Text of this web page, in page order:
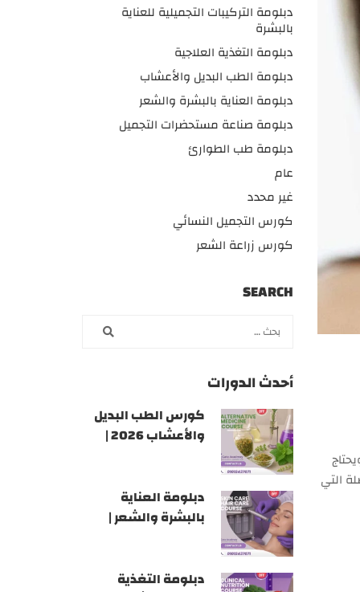
التي
دبلومة التركيبات التجميلية للعناية
بالبشرة
دبلومة التغذية العلاجية
دبلومة الطب البديل والأعشاب
دبلومة العناية بالبشرة والشعر
دبلومة صناعة مستحضرات التجميل
دبلومة طب الطوارئ
عام
غير محدد
كورس التجميل النسائي
كورس زراعة الشعر
SEARCH
أحدث الدورات
كورس الطب البديل
والأعشاب 2026 |
دبلومة العناية
بالبشرة والشعر |
دبلومة التغذية